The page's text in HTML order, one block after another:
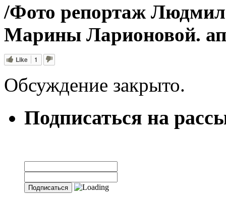
/Фото репортаж
Марины Ларионовой.
Like 1
Обсуждение закрыто.
Подписаться на